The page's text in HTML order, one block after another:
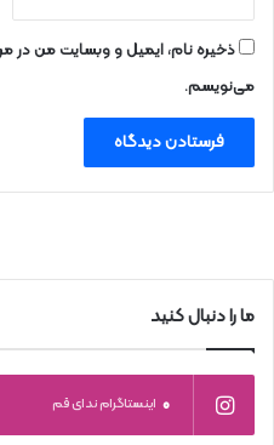
ذخیره نام، ایمیل و وبسایت من در
می‌نویسم.
ما را دنبال کنید
0 اینستاگرام ندای قم